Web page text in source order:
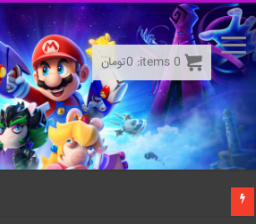
0
items:
0تومان